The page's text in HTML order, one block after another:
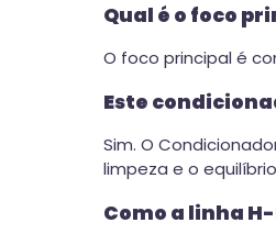
Qual é o foco
O foco principal é
Este
Sim. O
limpeza e o
Como a linha